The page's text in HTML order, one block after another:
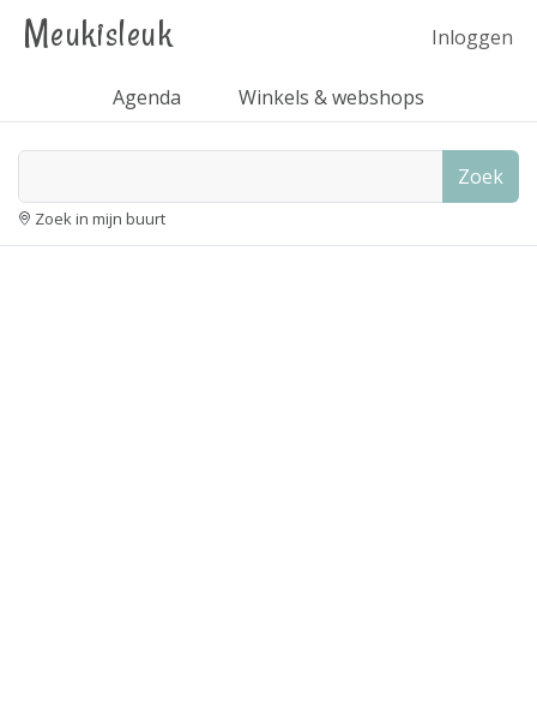
Meukisleuk Inloggen
Agenda Winkels & webshops
Zoek
Zoek in mijn buurt